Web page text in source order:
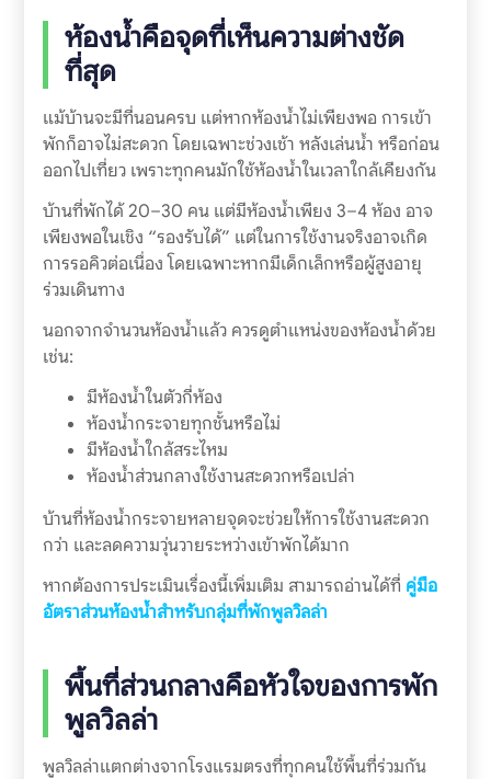
ห้องน้ำคือจุดที่เห็นความต่างชัด
ที่สุด
แม้บ้านจะมีที่นอนครบ แต่หากห้องน้ำไม่เพียงพอ การเข้า
พักก็อาจไม่สะดวก โดยเฉพาะช่วงเช้า หลังเล่นน้ำ หรือก่อน
ออกไปเที่ยว เพราะทุกคนมักใช้ห้องน้ำในเวลาใกล้เคียงกัน
บ้านที่พักได้ 20–30 คน แต่มีห้องน้ำเพียง 3–4 ห้อง อาจ
เพียงพอในเชิง “รองรับได้” แต่ในการใช้งานจริงอาจเกิด
การรอคิวต่อเนื่อง โดยเฉพาะหากมีเด็กเล็กหรือผู้สูงอายุ
ร่วมเดินทาง
นอกจากจำนวนห้องน้ำแล้ว ควรดูตำแหน่งของห้องน้ำด้วย
เช่น:
มีห้องน้ำในตัวกี่ห้อง
ห้องน้ำกระจายทุกชั้นหรือไม่
มีห้องน้ำใกล้สระไหม
ห้องน้ำส่วนกลางใช้งานสะดวกหรือเปล่า
บ้านที่ห้องน้ำกระจายหลายจุดจะช่วยให้การใช้งานสะดวก
กว่า และลดความวุ่นวายระหว่างเข้าพักได้มาก
หากต้องการประเมินเรื่องนี้เพิ่มเติม สามารถอ่านได้ที่ คู่มือ
อัตราส่วนห้องน้ำสำหรับกลุ่มที่พักพูลวิลล่า
พื้นที่ส่วนกลางคือหัวใจของการพัก
พูลวิลล่า
พูลวิลล่าแตกต่างจากโรงแรมตรงที่ทุกคนใช้พื้นที่ร่วมกัน